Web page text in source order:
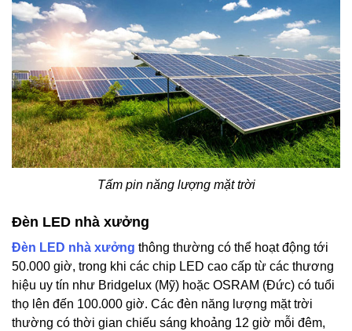
Tấm pin năng lượng mặt trời
Đèn LED nhà xưởng
Đèn LED nhà xưởng thông thường có thể hoạt động tới
50.000 giờ, trong khi các chip LED cao cấp từ các thương
hiệu uy tín như Bridgelux (Mỹ) hoặc OSRAM (Đức) có tuổi
thọ lên đến 100.000 giờ. Các đèn năng lượng mặt trời
thường có thời gian chiếu sáng khoảng 12 giờ mỗi đêm,